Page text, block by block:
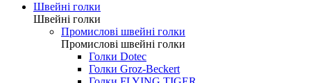
Швейні голки
Швейні голки
Промислові швейні голки
Промислові швейні голки
Голки Dotec
Голки Groz-Beckert